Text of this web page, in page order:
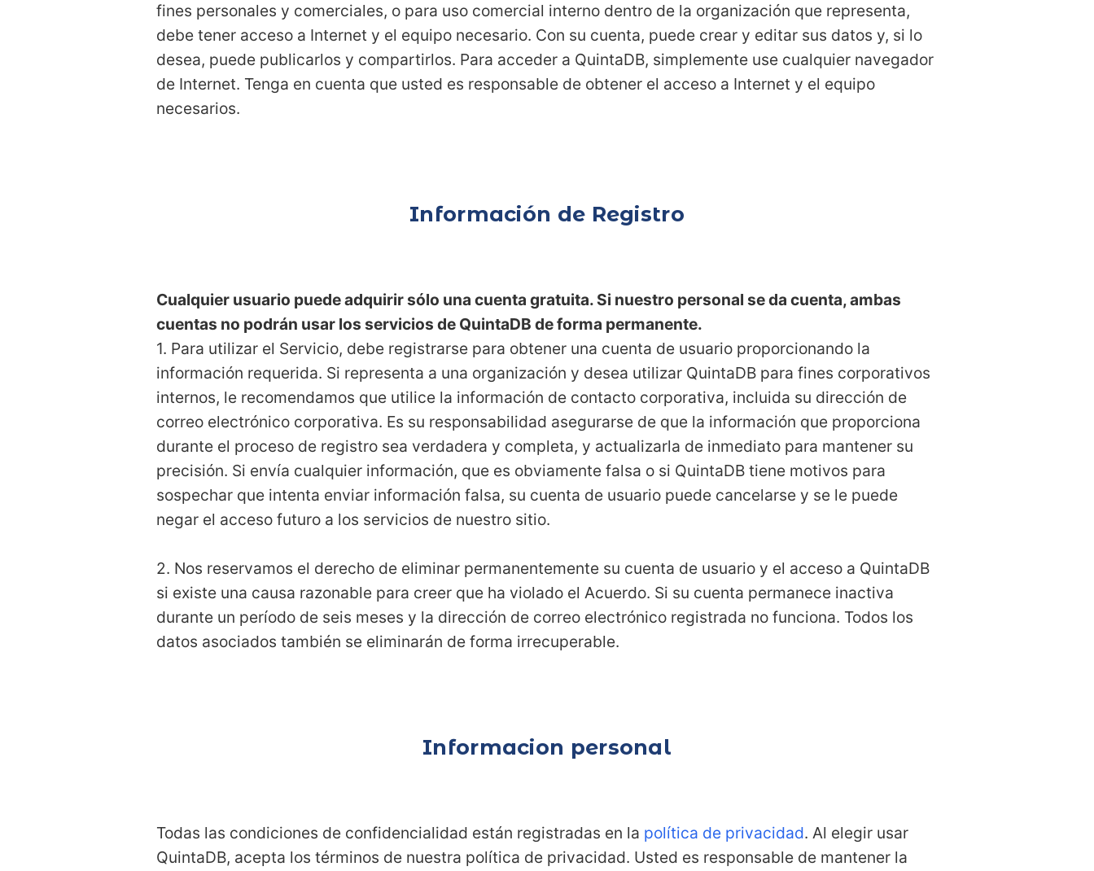
fines personales y comerciales, o para uso comercial interno dentro de la organización que representa,
debe tener acceso a Internet y el equipo necesario. Con su cuenta, puede crear y editar sus datos y, si lo
desea, puede publicarlos y compartirlos. Para acceder a QuintaDB, simplemente use cualquier navegador
de Internet. Tenga en cuenta que usted es responsable de obtener el acceso a Internet y el equipo
necesarios.
Información de Registro
Cualquier usuario puede adquirir sólo una cuenta gratuita. Si nuestro personal se da cuenta, ambas
cuentas no podrán usar los servicios de QuintaDB de forma permanente.
1. Para utilizar el Servicio, debe registrarse para obtener una cuenta de usuario proporcionando la
información requerida. Si representa a una organización y desea utilizar QuintaDB para fines corporativos
internos, le recomendamos que utilice la información de contacto corporativa, incluida su dirección de
correo electrónico corporativa. Es su responsabilidad asegurarse de que la información que proporciona
durante el proceso de registro sea verdadera y completa, y actualizarla de inmediato para mantener su
precisión. Si envía cualquier información, que es obviamente falsa o si QuintaDB tiene motivos para
sospechar que intenta enviar información falsa, su cuenta de usuario puede cancelarse y se le puede
negar el acceso futuro a los servicios de nuestro sitio.
2. Nos reservamos el derecho de eliminar permanentemente su cuenta de usuario y el acceso a QuintaDB
si existe una causa razonable para creer que ha violado el Acuerdo. Si su cuenta permanece inactiva
durante un período de seis meses y la dirección de correo electrónico registrada no funciona. Todos los
datos asociados también se eliminarán de forma irrecuperable.
Informacion personal
Todas las condiciones de confidencialidad están registradas en la política de privacidad. Al elegir usar
QuintaDB, acepta los términos de nuestra política de privacidad. Usted es responsable de mantener la